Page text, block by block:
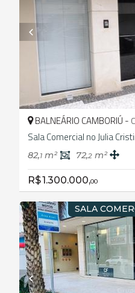
BALNEÁRIO CAMBORIÚ -
Sala Comercial no Julia
82,1 m² 72,2m²
R$ 1.300.000,00
SALA